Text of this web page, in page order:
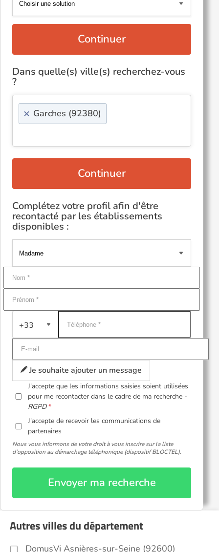
Continuer
Dans quelle(s) ville(s) recherchez-vous
?
× Garches (92380)
Continuer
Complétez votre profil afin d'être
recontacté par les établissements
disponibles :
+33
Je souhaite ajouter un message
J'accepte que les informations saisies soient utilisées
pour me recontacter dans le cadre de ma recherche -
RGPD
J'accepte de recevoir les communications de
partenaires
Nous vous informons de votre droit à vous inscrire sur la liste
d'opposition au démarchage téléphonique (dispositif BLOCTEL).
Envoyer ma recherche
Autres villes du département
DomusVi Asnières-sur-Seine (92600)